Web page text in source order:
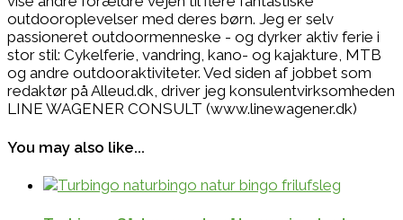
outdooroplevelser med deres børn. Jeg er selv
passioneret outdoormenneske - og dyrker aktiv ferie i
stor stil: Cykelferie, vandring, kano- og kajakture, MTB
og andre outdooraktiviteter. Ved siden af jobbet som
redaktør på Alleud.dk, driver jeg konsulentvirksomheden
LINE WAGENER CONSULT (www.linewagener.dk)
You may also like...